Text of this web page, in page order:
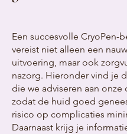
Een succesvolle CryoPen-
vereist niet alleen een
uitvoering, maar ook
nazorg. Hieronder vind je
die we adviseren aan onze
zodat de huid goed
risico op complicaties
Daarnaast krijg je